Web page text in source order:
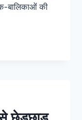
बालिकाओं की